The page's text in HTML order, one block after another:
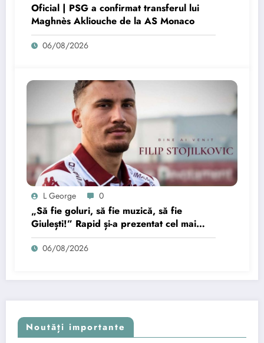
Oficial | PSG a confirmat transferul lui
Maghnès Akliouche de la AS Monaco
06/08/2026
L George 0
„Să fie goluri, să fie muzică, să fie
Giulești!” Rapid și-a prezentat cel mai
recent transfer.
06/08/2026
Noutăți importante